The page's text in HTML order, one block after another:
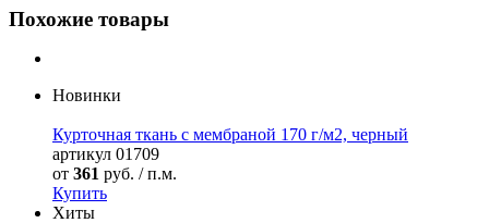
Похожие товары
Новинки
Курточная ткань с мембраной 170 г/м2, черный
артикул 01709
от 361 руб. / п.м.
Купить
Хиты